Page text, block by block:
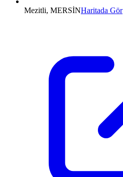
Mezitli, MERSİNHaritada Gör